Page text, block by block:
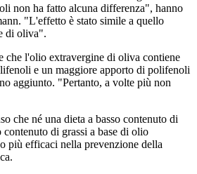
non ha fatto alcuna differenza", hanno
"L'effetto è stato simile a quello
di oliva".
che l'olio extravergine di oliva contiene
e un maggiore apporto di polifenoli
aggiunto. "Pertanto, a volte più non
che né una dieta a basso contenuto di
contenuto di grassi a base di olio
più efficaci nella prevenzione della